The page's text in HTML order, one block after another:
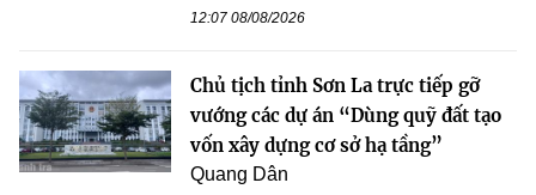
12:07 08/08/2026
Chủ tịch tỉnh Sơn La trực tiếp gỡ
vướng các dự án “Dùng quỹ đất tạo
vốn xây dựng cơ sở hạ tầng”
Quang Dân